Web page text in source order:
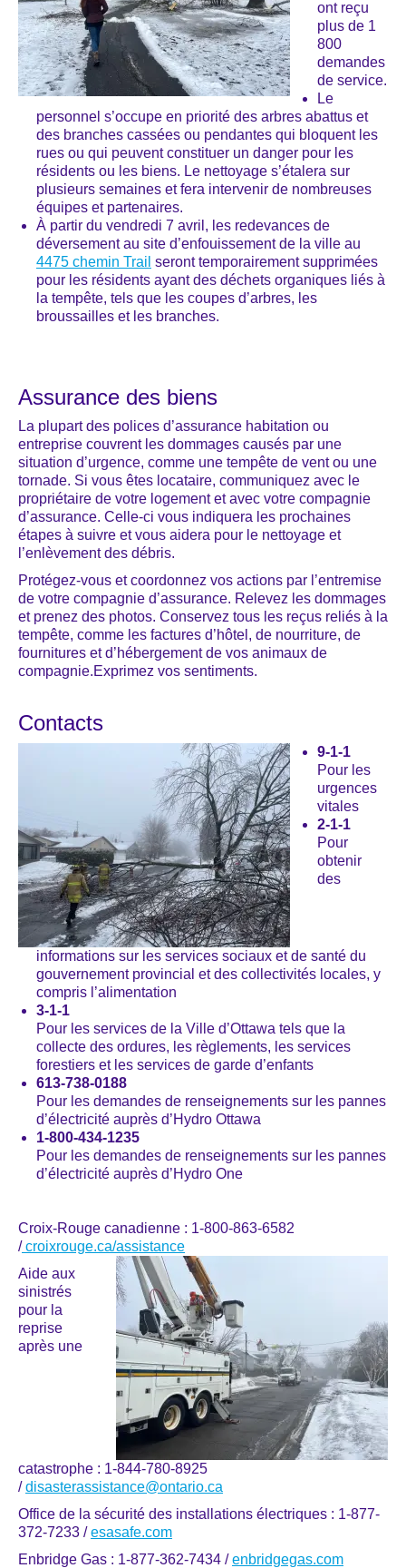
ont reçu
plus de 1
800
demandes
de service.
Le
personnel s’occupe en priorité des arbres abattus et
des branches cassées ou pendantes qui bloquent les
rues ou qui peuvent constituer un danger pour les
résidents ou les biens. Le nettoyage s’étalera sur
plusieurs semaines et fera intervenir de nombreuses
équipes et partenaires.
À partir du vendredi 7 avril, les redevances de
déversement au site d’enfouissement de la ville au
4475 chemin Trail seront temporairement supprimées
pour les résidents ayant des déchets organiques liés à
la tempête, tels que les coupes d’arbres, les
broussailles et les branches.
Assurance des biens
La plupart des polices d’assurance habitation ou
entreprise couvrent les dommages causés par une
situation d’urgence, comme une tempête de vent ou une
tornade. Si vous êtes locataire, communiquez avec le
propriétaire de votre logement et avec votre compagnie
d’assurance. Celle-ci vous indiquera les prochaines
étapes à suivre et vous aidera pour le nettoyage et
l’enlèvement des débris.
Protégez-vous et coordonnez vos actions par l’entremise
de votre compagnie d’assurance. Relevez les dommages
et prenez des photos. Conservez tous les reçus reliés à la
tempête, comme les factures d’hôtel, de nourriture, de
fournitures et d’hébergement de vos animaux de
compagnie.Exprimez vos sentiments.
Contacts
9-1-1
Pour les
urgences
vitales
2-1-1
Pour
obtenir
des
informations sur les services sociaux et de santé du
gouvernement provincial et des collectivités locales, y
compris l’alimentation
3-1-1
Pour les services de la Ville d’Ottawa tels que la
collecte des ordures, les règlements, les services
forestiers et les services de garde d’enfants
613-738-0188
Pour les demandes de renseignements sur les pannes
d’électricité auprès d’Hydro Ottawa
1-800-434-1235
Pour les demandes de renseignements sur les pannes
d’électricité auprès d’Hydro One
Croix-Rouge canadienne : 1-800-863-6582
/croixrouge.ca/assistance
Aide aux
sinistrés
pour la
reprise
après une
catastrophe : 1-844-780-8925
/disasterassistance@ontario.ca
Office de la sécurité des installations électriques : 1-877-
372-7233 /esasafe.com
Enbridge Gas : 1-877-362-7434 /enbridgegas.com